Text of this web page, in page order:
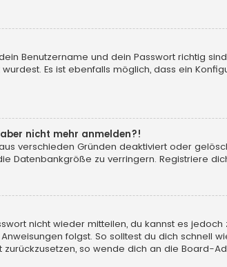
Benutzername und dein Passwort richtig
Es ist ebenfalls möglich, dass ein
nicht mehr anmelden?!
verschieden Gründen deaktiviert oder
Datenbankgröße zu verringern. Registriere
nicht wieder mitteilen, du kannst es
folgst. So solltest du dich schnell
so wende dich an die Board-